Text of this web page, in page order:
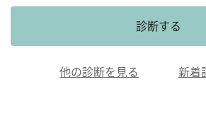
診断する
他の診断を見る 新着